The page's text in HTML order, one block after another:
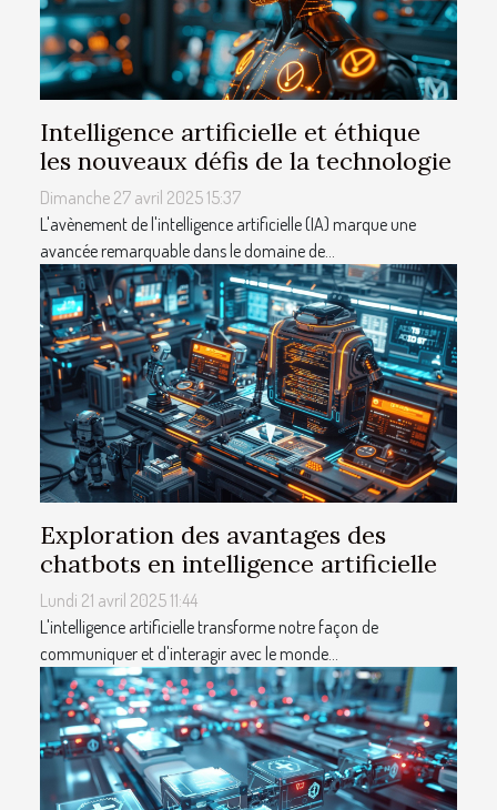
Intelligence artificielle et éthique
les nouveaux défis de la technologie
Dimanche 27 avril 2025 15:37
L'avènement de l'intelligence artificielle (IA) marque une
avancée remarquable dans le domaine de...
Exploration des avantages des
chatbots en intelligence artificielle
Lundi 21 avril 2025 11:44
L'intelligence artificielle transforme notre façon de
communiquer et d'interagir avec le monde...